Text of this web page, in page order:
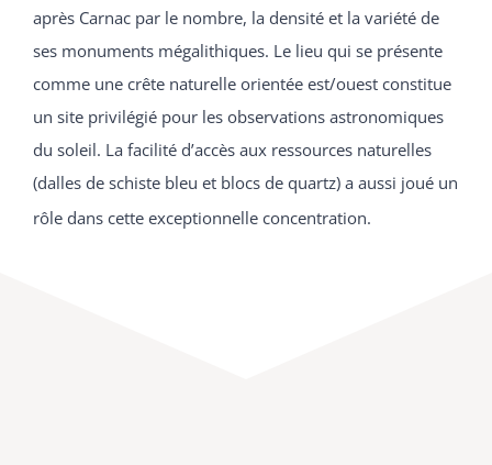
après Carnac par le nombre, la densité et la variété de
ses monuments mégalithiques. Le lieu qui se présente
comme une crête naturelle orientée est/ouest constitue
un site privilégié pour les observations astronomiques
du soleil. La facilité d’accès aux ressources naturelles
(dalles de schiste bleu et blocs de quartz) a aussi joué un
rôle dans cette exceptionnelle concentration.